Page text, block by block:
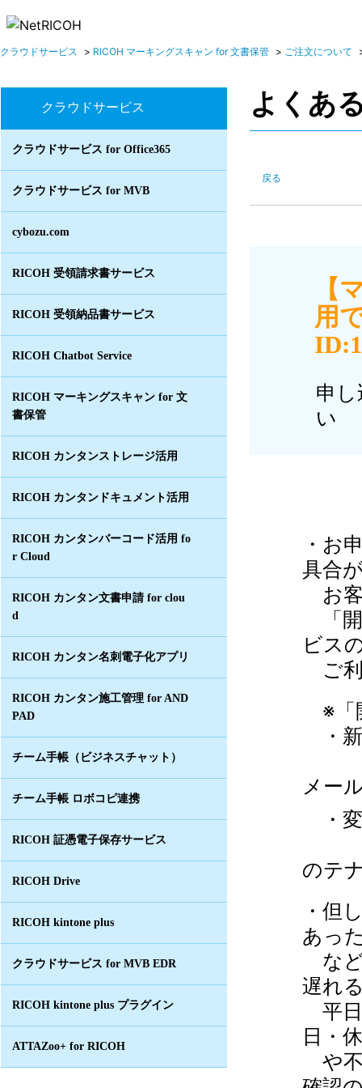
クラウドサービス > RICOH マーキングスキャン for 文書保管 > ご注文について
クラウドサービス
クラウドサービス for Office365
クラウドサービス for MVB
cybozu.com
RICOH 受領請求書サービス
RICOH 受領納品書サービス
RICOH Chatbot Service
RICOH マーキングスキャン for 文
書保管
RICOH カンタンストレージ活用
RICOH カンタンドキュメント活用
RICOH カンタンバーコード活用 fo
r Cloud
RICOH カンタン文書申請 for clou
d
RICOH カンタン名刺電子化アプリ
RICOH カンタン施工管理 for AND
PAD
チーム手帳（ビジネスチャット）
チーム手帳 ロボコピ連携
RICOH 証憑電子保存サービス
RICOH Drive
RICOH kintone plus
クラウドサービス for MVB EDR
RICOH kintone plus プラグイン
ATTAZoo+ for RICOH
よくあ
戻る
【
用
申
い
・お
具合
お客
「開
ビス
ご
※「
・新
メー
・変
のテ
・但
あっ
など
遅れ
平日
日・
や不